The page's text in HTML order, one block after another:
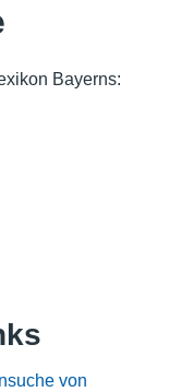
Bayerns:
von